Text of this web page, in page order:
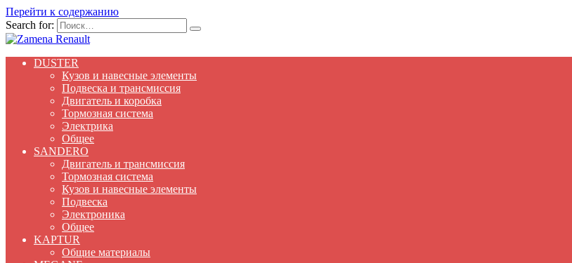
Перейти к содержанию
Search for:
DUSTER
Кузов и навесные элементы
Подвеска и трансмиссия
Двигатель и коробка
Тормозная система
Электрика
Общее
SANDERO
Двигатель и трансмиссия
Тормозная система
Кузов и навесные элементы
Подвеска
Электроника
Общее
KAPTUR
Общие материалы